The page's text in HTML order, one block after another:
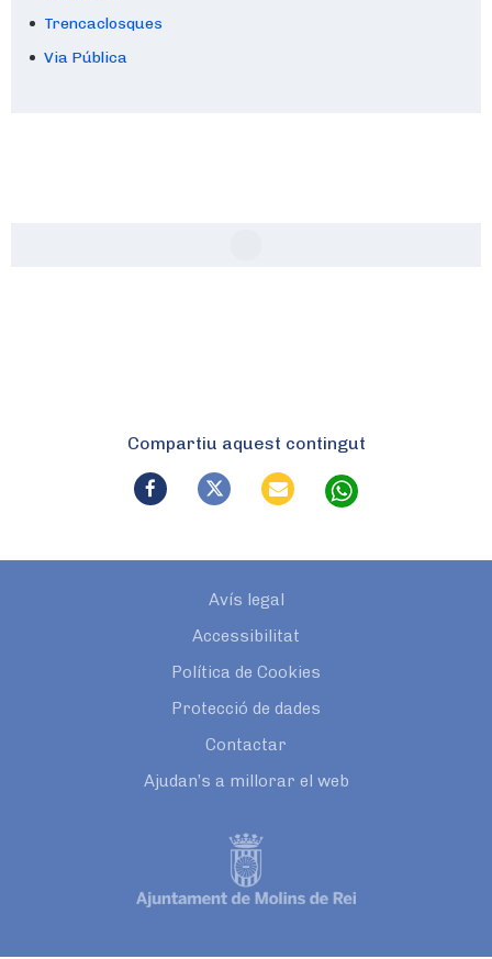
Trencaclosques
Via Pública
Compartiu aquest contingut
Avís legal
Accessibilitat
Política de Cookies
Protecció de dades
Contactar
Ajudan’s a millorar el web